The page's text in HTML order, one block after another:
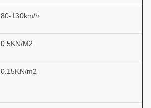
80-130km/h
0.5KN/M2
0.15KN/m2